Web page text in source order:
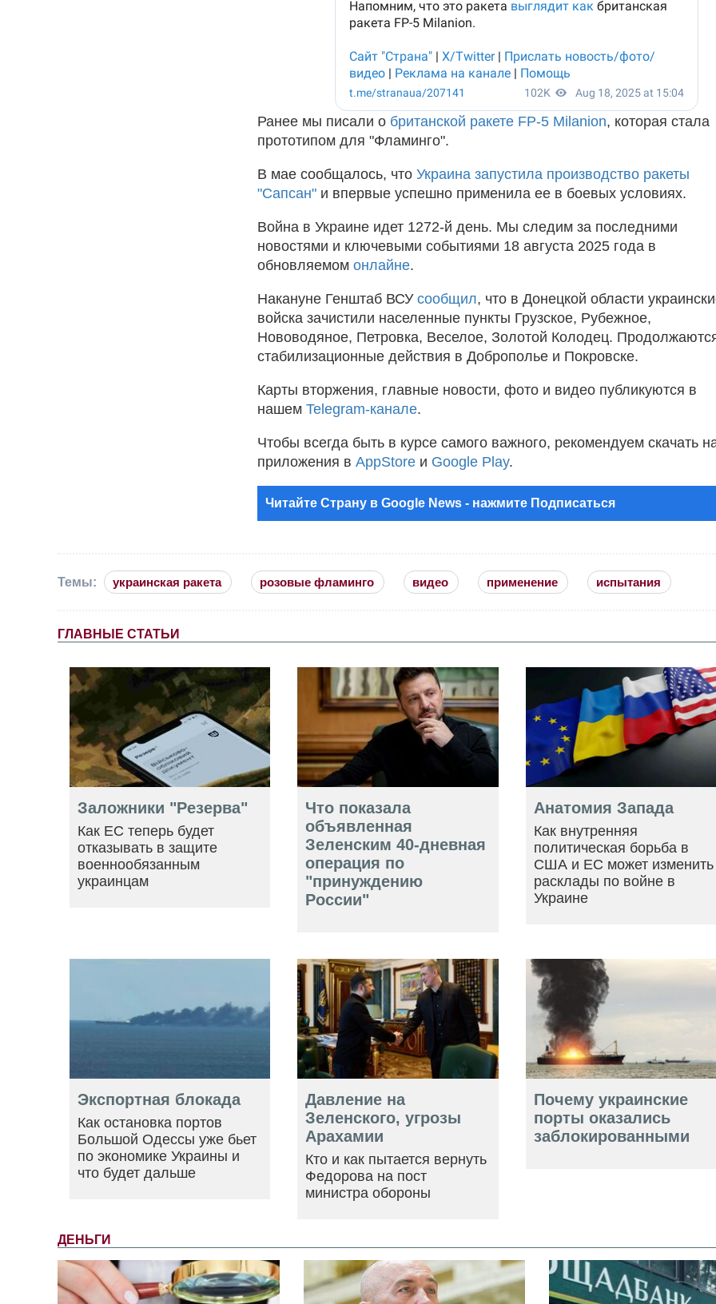
Ранее мы писали о британской ракете FP-5 Milanion, которая стала
прототипом для "Фламинго".
В мае сообщалось, что Украина запустила производство ракеты
"Сапсан" и впервые успешно применила ее в боевых условиях.
Война в Украине идет 1272-й день. Мы следим за последними
новостями и ключевыми событиями 18 августа 2025 года в
обновляемом онлайне.
Накануне Генштаб ВСУ сообщил, что в Донецкой области
войска зачистили населенные пункты Грузское, Рубежное,
Нововодяное, Петровка, Веселое, Золотой Колодец.
стабилизационные действия в Доброполье и Покровске.
Карты вторжения, главные новости, фото и видео публикуются в
нашем Telegram-канале.
Чтобы всегда быть в курсе самого важного, рекомендуем скачать
приложения в AppStore и Google Play.
Читайте Страну в Google News - нажмите Подписаться
Темы: украинская ракета розовые фламинго видео применение испытания
ГЛАВНЫЕ СТАТЬИ
Заложники "Резерва"
Как ЕС теперь будет
отказывать в защите
военнообязанным
украинцам
Что показала
объявленная
Зеленским 40-дневная
операция по
"принуждению
России"
Анатомия Запада
Как внутренняя
политическая борьба в
США и ЕС может изменить
расклады по войне в
Украине
Экспортная блокада
Как остановка портов
Большой Одессы уже бьет
по экономике Украины и
что будет дальше
Давление на
Зеленского, угрозы
Арахамии
Кто и как пытается вернуть
Федорова на пост
министра обороны
Почему украинские
порты оказались
заблокированными
ДЕНЬГИ